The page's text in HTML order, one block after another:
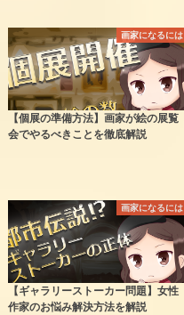
画家になるには
【個展の準備方法】画家が絵の展覧
会でやるべきことを徹底解説
画家になるには
【ギャラリーストーカー問題】女性
作家のお悩み解決方法を解説